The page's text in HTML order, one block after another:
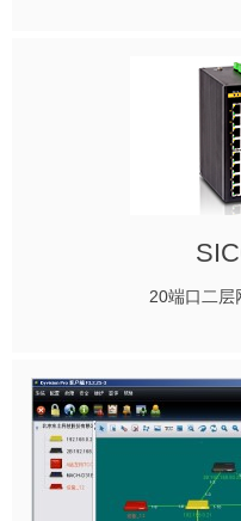
20端口二层